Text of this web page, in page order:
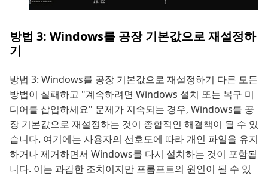
방법 3: Windows를 공장 기본값으로 재설정하
기
방법 3: Windows를 공장 기본값으로 재설정하기 다른 모든
방법이 실패하고 "계속하려면 Windows 설치 또는 복구 미
디어를 삽입하세요" 문제가 지속되는 경우, Windows를 공
장 기본값으로 재설정하는 것이 종합적인 해결책이 될 수 있
습니다. 여기에는 사용자의 선호도에 따라 개인 파일을 유지
하거나 제거하면서 Windows를 다시 설치하는 것이 포함됩
니다. 이는 과감한 조치이지만 프롬프트의 원인이 될 수 있